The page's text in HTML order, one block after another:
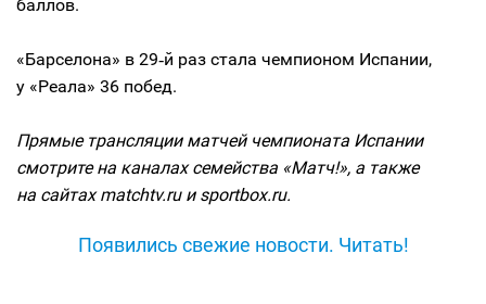
баллов.
«Барселона» в 29‑й раз стала чемпионом Испании,
у «Реала» 36 побед.
Прямые трансляции матчей чемпионата Испании
смотрите на каналах семейства «Матч!», а также
на сайтах matchtv.ru и sportbox.ru.
Появились свежие новости. Читать!